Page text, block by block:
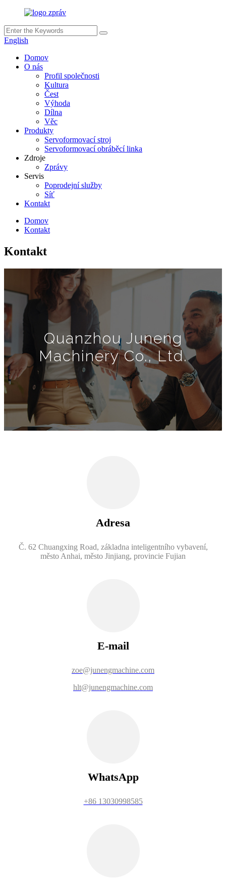
English
Domov
O nás
Profil společnosti
Kultura
Čest
Výhoda
Dílna
Věc
Produkty
Servoformovací stroj
Servoformovací obráběcí linka
Zdroje
Zprávy
Servis
Poprodejní služby
Síť
Kontakt
Domov
Kontakt
Kontakt
Quanzhou Juneng
Machinery Co., Ltd.
Adresa
Č. 62 Chuangxing Road, základna inteligentního vybavení,
město Anhai, město Jinjiang, provincie Fujian
E-mail
zoe@junengmachine.com
hlt@junengmachine.com
WhatsApp
+86 13030998585